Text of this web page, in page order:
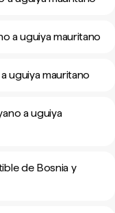
a uguiya mauritano
uguiya mauritano
a uguiya
de Bosnia y